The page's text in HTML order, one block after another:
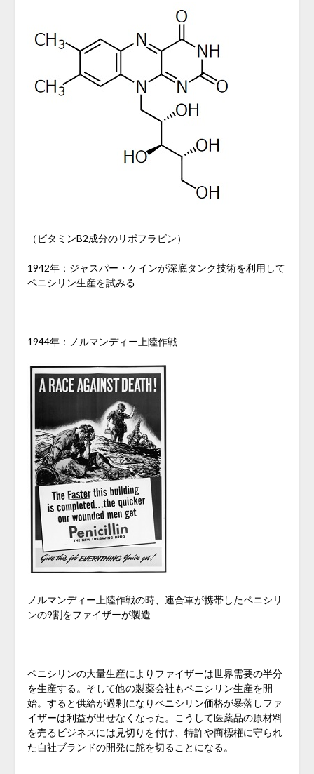
（ビタミンB2成分のリボフラビン）
1942年：ジャスパー・ケインが深底タンク技術を利用して
ペニシリン生産を試みる
1944年：ノルマンディー上陸作戦
ノルマンディー上陸作戦の時、連合軍が携帯したペニシリ
ンの9割をファイザーが製造
ペニシリンの大量生産によりファイザーは世界需要の半分
を生産する。そして他の製薬会社もペニシリン生産を開
始。すると供給が過剰になりペニシリン価格が暴落しファ
イザーは利益が出せなくなった。こうして医薬品の原材料
を売るビジネスには見切りを付け、特許や商標権に守られ
た自社ブランドの開発に舵を切ることになる。